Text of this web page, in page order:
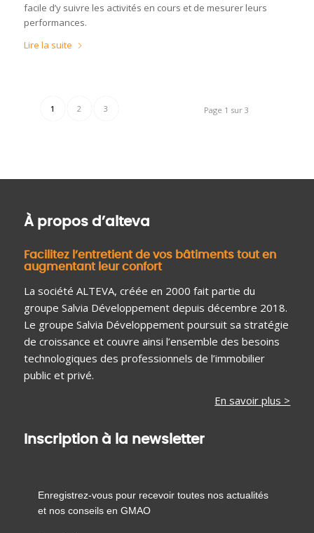
facile d’y suivre les activités en cours et de mesurer leurs
performances.
Lire la suite
Page 1 sur 3
1 2 3
À propos d’alteva
Facilitez l’entretient de vos bâtiments tout en
augmentant leur confort
La société ALTEVA, créée en 2000 fait partie du
groupe Salvia Développement depuis décembre 2018.
Le groupe Salvia Développement poursuit sa stratégie
de croissance et couvre ainsi l’ensemble des besoins
technologiques des professionnels de l’immobilier
public et privé.
En savoir plus >
Inscription à la newsletter
Enregistrez-vous pour recevoir toutes nos actualités
et nos conseils en GMAO